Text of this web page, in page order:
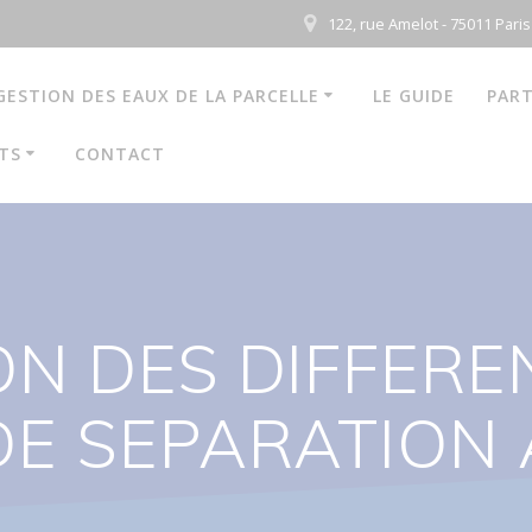
122, rue Amelot - 75011
DES EAUX DE LA PARCELLE LE GUIDE
CONTACT
DES
SEPARATION